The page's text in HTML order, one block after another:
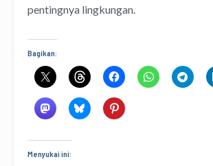
pentingnya lingkungan.
Bagikan:
Menyukai ini: